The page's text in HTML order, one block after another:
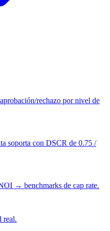
rechazo por nivel de
soporta con DSCR de 0.75 /
→ benchmarks de cap rate.
real.